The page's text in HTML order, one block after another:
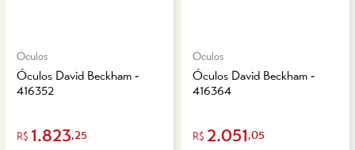
Óculos
Óculos David Beckham -
416352
R$ 1.823,25
Óculos
Óculos David Beckham -
416364
R$ 2.051,05